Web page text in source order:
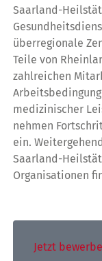
Saarland-
überregionale
Teile von
zahlreichen
medizinischer
nehmen
ein.
Saarland-
Organisationen
Jetzt